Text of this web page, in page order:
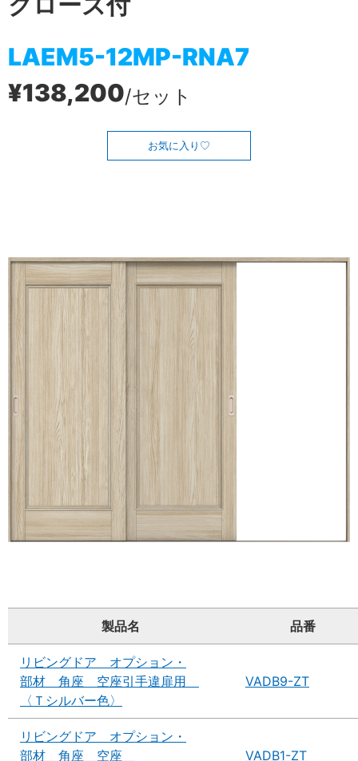
LAEM5-12MP-RNA7
¥138,200/セット
お気に入り
製品名 品番
リビングドア オプション・
部材 角座 空座引手違扉用
〈Ｔシルバー色〉
VADB9-ZT
リビングドア オプション・
部材 角座 空座
VADB1-ZT